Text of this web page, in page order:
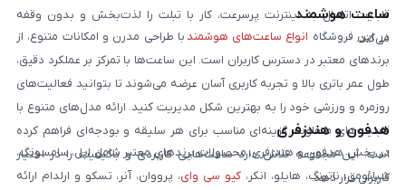
قابلیت اتصال به اینترنت پرسرعت، کار با تبلت را لذت‌بخش و بدون وقفه
می‌کند.
ساعت هوشمند
در این فروشگاه انواع ساعت‌های هوشمند با طراحی مدرن و امکانات متنوع، از
برندهای معتبر در دسترس کاربران است. این ساعت‌ها با تمرکز بر عملکرد دقیق،
طول عمر باتری بالا و تجربه کاربری آسان عرضه می‌شوند تا بتوانید فعالیت‌های
روزمره و ورزشی خود را به بهترین شکل مدیریت کنید. ارائه مدل‌های متنوع با
قابلیت‌های متفاوت، گزینه‌ای مناسب برای هر سلیقه و بودجه‌ای فراهم کرده
است. این مجموعه تلاش دارد ساعت‌هایی کاربردی و باکیفیت را در اختیار
کاربران قرار دهد.
هدفون و هندزفری
در بخش هدفون و هندزفری، محصولات برندهای معتبر شامل اپل، سامسونگ،
شیائومی، ناتینگ، هایلو، انکر، کیو سی وای، پرووان، آنر، تسکو و ارلدام ارائه